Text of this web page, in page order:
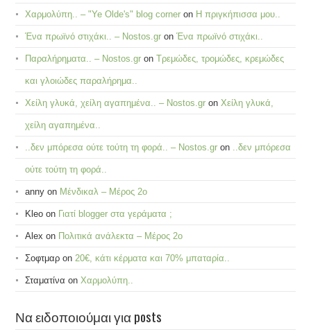
Χαρμολύπη.. – "Ye Olde's" blog corner on Η πριγκήπισσα μου..
Ένα πρωϊνό στιχάκι.. – Nostos.gr onΈνα πρωϊνό στιχάκι..
Παραλήρηματα.. – Nostos.gr onΤρεμώδες, τρομώδες, κρεμώδες
και γλοιώδες παραλήρημα..
Χείλη γλυκά, χείλη αγαπημένα.. – Nostos.gr onΧείλη γλυκά,
χείλη αγαπημένα..
..δεν μπόρεσα ούτε τούτη τη φορά.. – Nostos.gr on ..δεν μπόρεσα
ούτε τούτη τη φορά..
anny on Μένδικαλ – Μέρος 2ο
Kleo on Γιατί blogger στα γεράματα ;
Alex on Πολιτικά ανάλεκτα – Μέρος 2ο
Σοφτμαρ on 20€, κάτι κέρματα και 70% μπαταρία..
Σταματίνα onΧαρμολύπη..
Να ειδοποιούμαι για posts